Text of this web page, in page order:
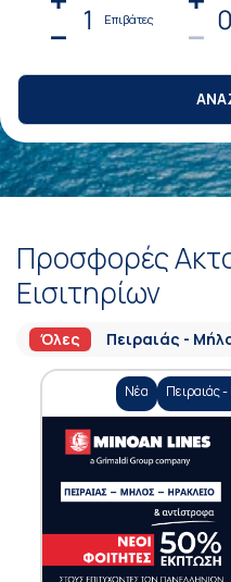
1 Επιβάτες 0
Προσφορές
Εισιτηρίων
Όλες Πειραιάς -
Νέα Πειραιάς